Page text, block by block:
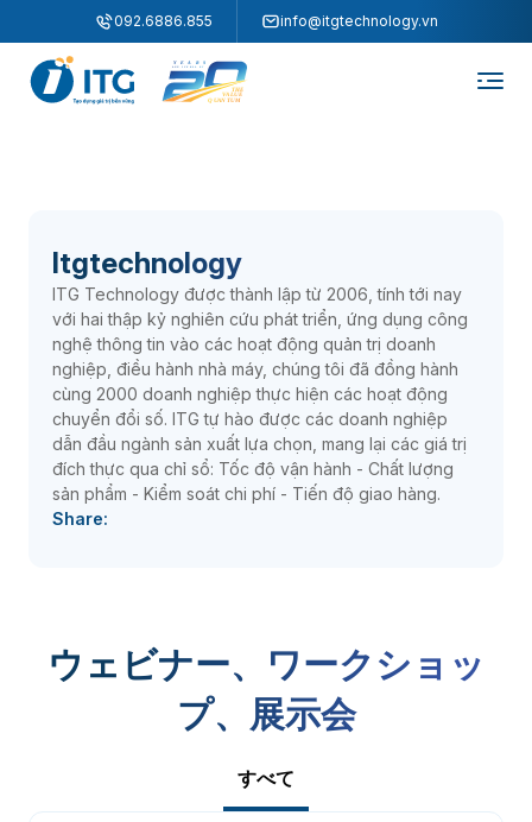
092.6886.855 info@itgtechnology.vn
Itgtechnology
ITG Technology được thành lập từ 2006, tính tới nay
với hai thập kỷ nghiên cứu phát triển, ứng dụng công
nghệ thông tin vào các hoạt động quản trị doanh
nghiệp, điều hành nhà máy, chúng tôi đã đồng hành
cùng 2000 doanh nghiệp thực hiện các hoạt động
chuyển đổi số. ITG tự hào được các doanh nghiệp
dẫn đầu ngành sản xuất lựa chọn, mang lại các giá trị
đích thực qua chỉ sổ: Tốc độ vận hành - Chất lượng
sản phẩm - Kiểm soát chi phí - Tiến độ giao hàng.
Share:
ウェビナー、ワークショッ
プ、展示会
すべて